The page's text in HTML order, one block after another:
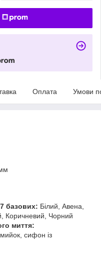
Оплата Умови
7 базових: Білий, Авена,
Коричневий, Чорний
миття:
мийок, сифон із